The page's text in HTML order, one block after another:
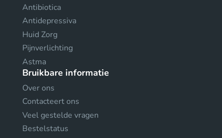
Antibiotica
Antidepressiva
Huid Zorg
Pijnverlichting
Astma
Bruikbare informatie
Over ons
Contacteert ons
Veel gestelde vragen
Bestelstatus